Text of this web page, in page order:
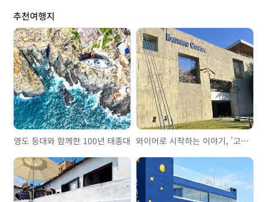
추천여행지
영도 등대와 함께한 100년 태종대 와이어로 시작하는 이야기, '고려제강기념관'을 걷다